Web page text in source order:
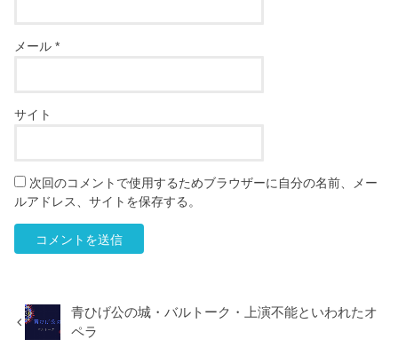
メール*
サイト
次回のコメントで使用するためブラウザーに自分の名前、メー
ルアドレス、サイトを保存する。
青ひげ公の城・バルトーク・上演不能といわれたオ
ペラ